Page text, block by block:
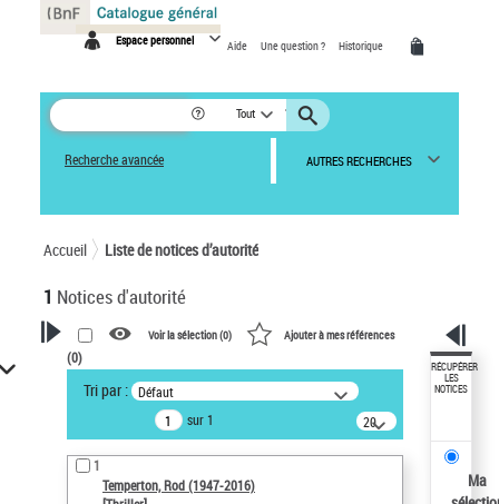
Espace personnel Aide Une question ? Historique
Tout
Recherche avancée AUTRES RECHERCHES
Accueil Liste de notices d’autorité
1 Notices d'autorité
VOTRE RECHERCHE
Recherche avancée dans les
notices d’autorité
Œuvres liées à l'auteur :
Temperton, Rod (1947-2016)
Voir la sélection (0) Ajouter à mes références
(0)
Tri par : Défaut
sur 1
20
résultats/page
1
Temperton, Rod (1947-2016)
RÉCUPÉRER
LES
NOTICES
Ma
Panneau de gestion des cookies